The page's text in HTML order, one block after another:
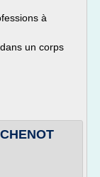
à
un corps